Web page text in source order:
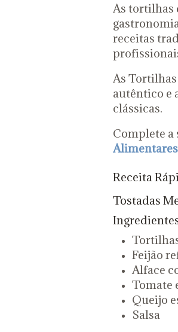
As tortilhas
receitas
As
autêntico e
clássicas.
Complete a
Receita
Tostadas
Feijão
Alface
Tomate
Queijo
Salsa